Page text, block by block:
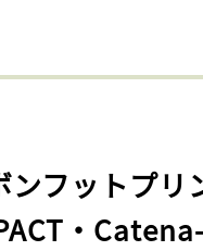
ンフットプリ
・